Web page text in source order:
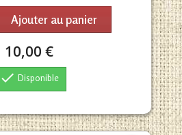
Ajouter au panier
10,00 €
 Disponible